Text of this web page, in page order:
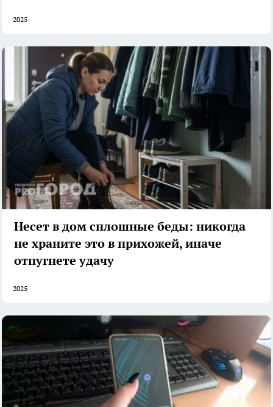
2025
Несет в дом сплошные беды: никогда
не храните это в прихожей, иначе
отпугнете удачу
2025